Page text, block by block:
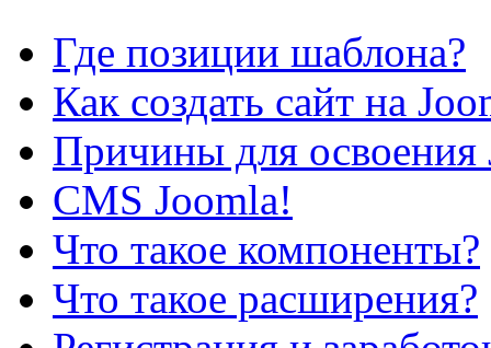
Где позиции шаблона?
Как создать сайт на
Причины для освоения
CMS Joomla!
Что такое компоненты?
Что такое расширения?